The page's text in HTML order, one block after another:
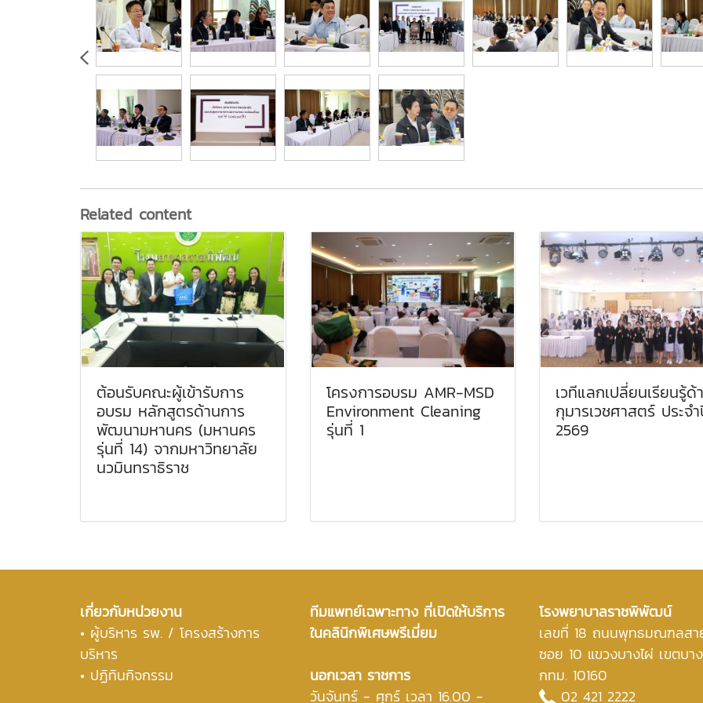
Related content
ต้อนรับคณะผู้เข้ารับการ
อบรม หลักสูตรด้านการ
พัฒนามหานคร (มหานคร
รุ่นที่ 14) จากมหาวิทยาลัย
นวมินทราธิราช
โครงการอบรม AMR-MSD
Environment Cleaning
รุ่นที่ 1
เวทีแลกเปลี่ยนเรียนรู้ด้
กุมารเวชศาสตร์ ประจ
2569
เกี่ยวกับหน่วยงาน
• ผู้บริหาร รพ. / โครงสร้างการ
บริหาร
• ปฏิทินกิจกรรม
ทีมแพทย์เฉพาะทาง ที่เปิดให้บริการ
ในคลินิกพิเศษพรีเมี่ยม
นอกเวลา ราชการ
วันจันทร์ - ศุกร์ เวลา 16.00 -
โรงพยาบาลราชพิพัฒน์
เลขที่ 18 ถนนพุทธมณฑลส
ซอย 10 แขวงบางไผ่ เขตบา
กทม. 10160
02 421 2222